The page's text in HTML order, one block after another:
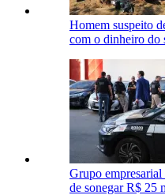
Homem suspeito
com o dinheiro do
Grupo empresarial
de sonegar R$ 25